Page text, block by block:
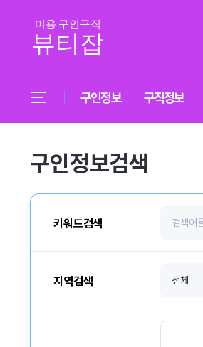
구인정보 구직정보
구인정보검색
키워드검색
지역검색